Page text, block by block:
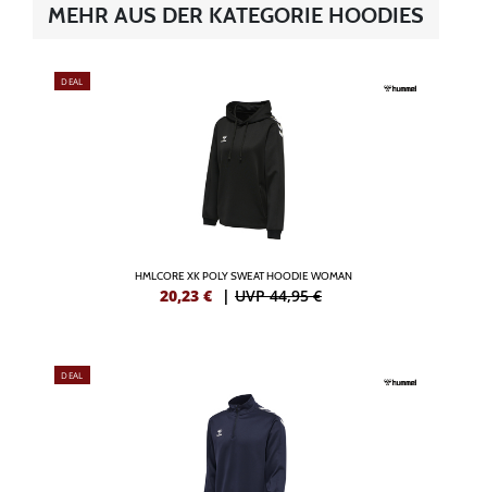
MEHR AUS DER KATEGORIE HOODIES
DEAL
HMLCORE XK POLY SWEAT HOODIE WOMAN
20,23 € | UVP 44,95 €
DEAL